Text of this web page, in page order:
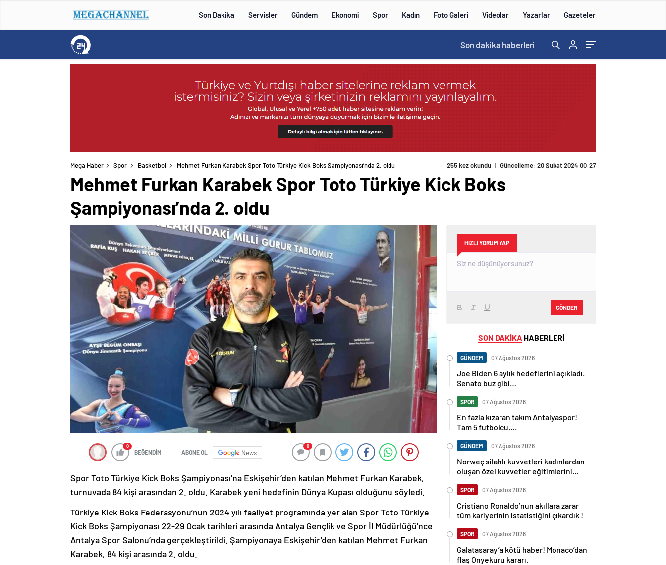
Son Dakika Servisler Gündem Ekonomi Spor Kadın Foto Galeri Videolar Yazarlar Gazeteler
Son dakika haberleri
Mega Haber Spor Basketbol Mehmet Furkan Karabek Spor Toto Türkiye Kick Boks Şampiyonası’nda 2. oldu 255 kez okundu | Güncelleme: 20 Şubat 2024 00:27
Mehmet Furkan Karabek Spor Toto Türkiye Kick Boks
Şampiyonası’nda 2. oldu
0
BEĞENDİM ABONE OL News
0
Spor Toto Türkiye Kick Boks Şampiyonası’na Eskişehir’den katılan Mehmet Furkan Karabek,
turnuvada 84 kişi arasından 2. oldu. Karabek yeni hedefinin Dünya Kupası olduğunu söyledi.
Türkiye Kick Boks Federasyonu’nun 2024 yılı faaliyet programında yer alan Spor Toto Türkiye
Kick Boks Şampiyonası 22-29 Ocak tarihleri arasında Antalya Gençlik ve Spor İl Müdürlüğü’nce
Antalya Spor Salonu’nda gerçekleştirildi. Şampiyonaya Eskişehir’den katılan Mehmet Furkan
Karabek, 84 kişi arasında 2. oldu.
HIZLI YORUM YAP
GÖNDER
SON DAKİKA HABERLERİ
GÜNDEM 07 Ağustos 2026
Joe Biden 6 aylık hedeflerini açıkladı.
Senato buz gibi…
SPOR 07 Ağustos 2026
En fazla kızaran takım Antalyaspor!
Tam 5 futbolcu….
GÜNDEM 07 Ağustos 2026
Norweç silahlı kuvvetleri kadınlardan
oluşan özel kuvvetler eğitimlerini
SPOR 07 Ağustos 2026
Cristiano Ronaldo’nun akıllara zarar
tüm kariyerinin istatistiğini çıkardık !
SPOR 07 Ağustos 2026
Galatasaray’a kötü haber! Monaco’dan
flaş Onyekuru kararı.